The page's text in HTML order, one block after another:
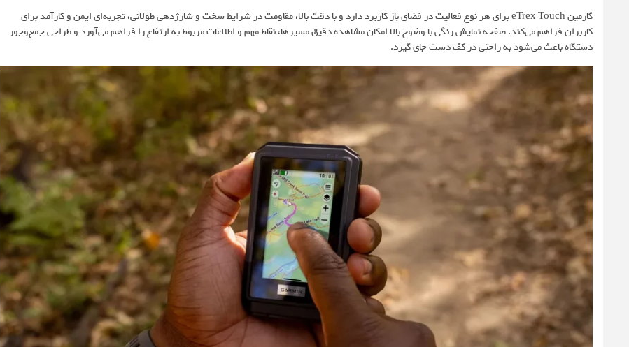
گارمین eTrex Touch برای هر نوع فعالیت در فضای باز کاربرد دارد و با دقت بالا، مقاومت در شرایط سخت و شارژدهی طولانی، تجربه‌ای ایمن و کارآمد برای
کاربران فراهم می‌کند. صفحه نمایش رنگی با وضوح بالا امکان مشاهده دقیق مسیرها، نقاط مهم و اطلاعات مربوط به ارتفاع را فراهم می‌آورد و طراحی جمع‌وجور
دستگاه باعث می‌شود به راحتی در کف دست جای گیرد.